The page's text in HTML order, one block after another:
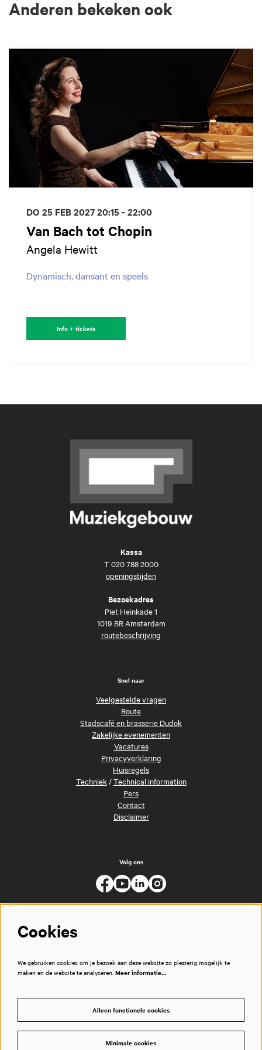
Anderen bekeken ook
Van Bach tot Chopin
Angela Hewitt
Dynamisch, dansant en speels
DO 25 FEB 202720:15 - 22:00
Info + tickets
Kassa
T 020 788 2000
openingstijden
Bezoekadres
Piet Heinkade 1
1019 BR Amsterdam
routebeschrijving
Snel naar
Veelgestelde vragen
Route
Stadscafé en brasserie Dudok
Zakelijke evenementen
Vacatures
Privacyverklaring
Huisregels
Techniek/Technical information
Pers
Contact
Disclaimer
Volg ons
Cookies
We gebruiken cookies om je bezoek aan deze website zo plezierig mogelijk te
maken en de website te analyseren. Meer informatie…
Alleen functionele cookies
Minimale cookies